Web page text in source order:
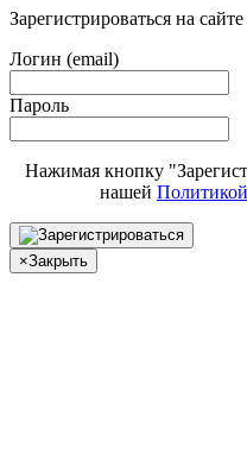
Зарегистрироваться на сайте
Логин (email)
Пароль
Нажимая кнопку
нашей
×Закрыть